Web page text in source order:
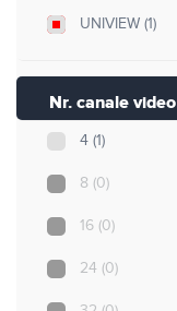
UNIVIEW (1)
Nr. canale video
4 (1)
8 (0)
16 (0)
24 (0)